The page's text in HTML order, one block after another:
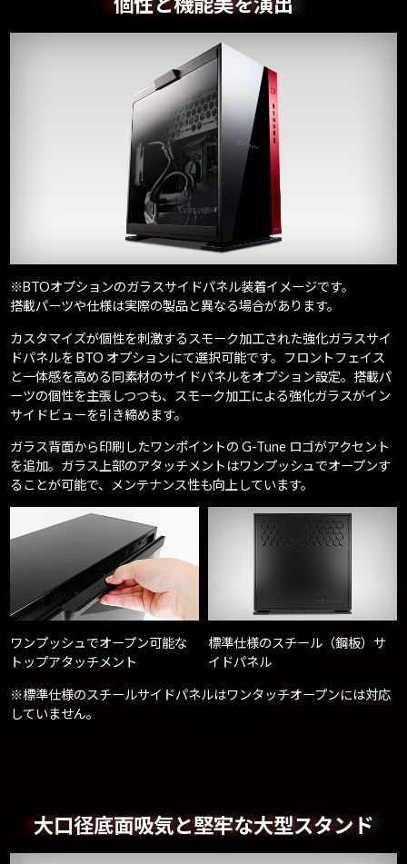
※BTOオプションのガラスサイドパネル装着イメージです。
搭載パーツや仕様は実際の製品と異なる場合があります。
カスタマイズが個性を刺激するスモーク加工された強化ガラスサイ
ドパネルを BTO オプションにて選択可能です。フロントフェイス
と一体感を高める同素材のサイドパネルをオプション設定。搭載パ
ーツの個性を主張しつつも、スモーク加工による強化ガラスがイン
サイドビューを引き締めます。
ガラス背面から印刷したワンポイントの G-Tune ロゴがアクセント
を追加。ガラス上部のアタッチメントはワンプッシュでオープンす
ることが可能で、メンテナンス性も向上しています。
ワンプッシュでオープン可能な
トップアタッチメント
標準仕様のスチール（鋼板）サ
イドパネル
※標準仕様のスチールサイドパネルはワンタッチオープンには対応
していません。
大口径底面吸気と堅牢な大型スタンド